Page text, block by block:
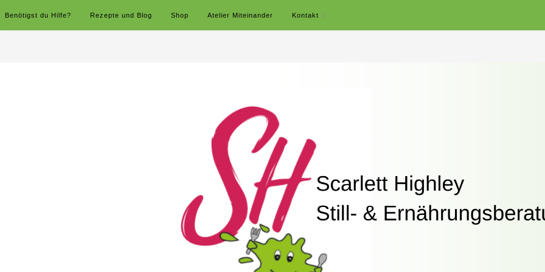
Benötigst du Hilfe? Rezepte und Blog Shop Atelier Miteinander Kontakt